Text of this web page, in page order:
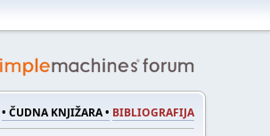
• ČUDNA KNJIŽARA • BIBLIOGRAFIJA